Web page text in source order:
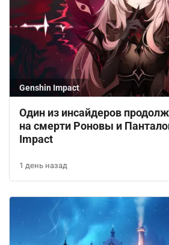
Genshin Impact
Один из инсайдеров
на смерти Роновы и
Impact
1 день назад